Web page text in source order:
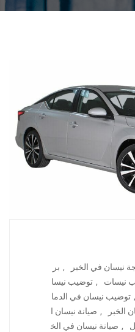
نيسان في الخبر , بر
نيسات , توضيب نيسا
, توضيب نيسان في الدما
الخبر , صيانة نيسان ا
, صيانة نيسان في الخ